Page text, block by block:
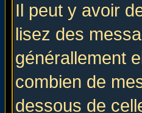
Il peut y avoir
lisez des
générallement
combien de
dessous de